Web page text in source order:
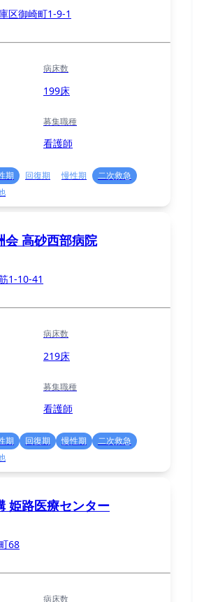
区御崎町1-9-1
病床数
199床
募集職種
看護師
期 回復期 慢性期
二次救急
会 高砂西部病院
1-10-41
病床数
219床
募集職種
看護師
期 回復期 慢性期
二次救急
姫路医療センター
68
病床数